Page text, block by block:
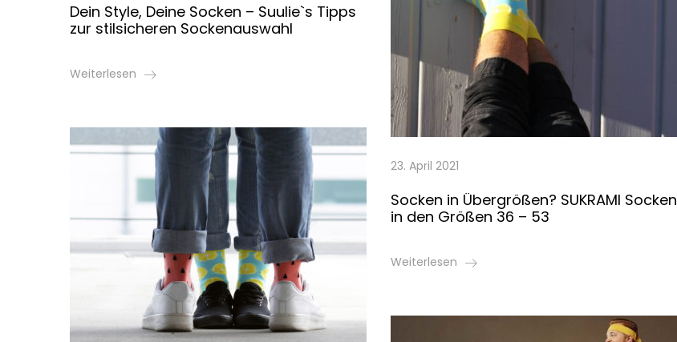
Dein Style, Deine Socken – Suulie`s Tipps
zur stilsicheren Sockenauswahl
Weiterlesen
23. April 2021
Socken in Übergrößen? SUKRAMI Socken
in den Größen 36 – 53
Weiterlesen